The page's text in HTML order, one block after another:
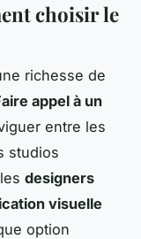
choisir le
richesse de
appel à un
entre les
studios
designers
visuelle
option